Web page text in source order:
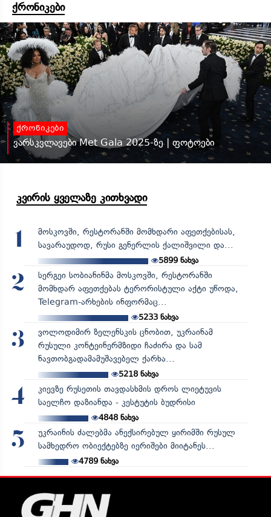
ქრონიკები
ქრონიკები
ვარსკვლავები Met Gala 2025-ზე | ფოტოები
კვირის ყველაზე კითხვადი
1
მოსკოვში, რესტორანში მომხდარი აფეთქებისას,
სავარაუდოდ, რუსი გენერლის ქალიშვილი და...
5899 ნახვა
2
სერგეი სობიანინმა მოსკოვში, რესტორანში
მომხდარ აფეთქებას ტერორისტული აქტი უწოდა,
Telegram-არხების ინფორმაც...
5233ნახვა
3
ვოლოდიმირ ზელენსკის ცნობით, უკრაინამ
რუსული კონტეინერმზიდი ჩაძირა და სამ
ნავთობგადამამუშავებელ ქარხა...
5218ნახვა
4
კიევზე რუსეთის თავდასხმის დროს ლიეტუვის
საელჩო დაზიანდა - კესტუტის ბუდრისი
4848ნახვა
5
უკრაინის ძალებმა ანექსირებულ ყირიმში რუსულ
სამხედრო ობიექტებზე იერიშები მიიტანეს...
4789ნახვა